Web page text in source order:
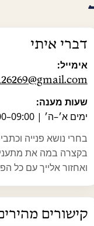
איתי
פנייה וכתבי
את מתעניינת,
אלייך עם כל הפרטים.
מהירים